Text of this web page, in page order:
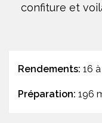
confiture et
Rendements: 16
Préparation: 196